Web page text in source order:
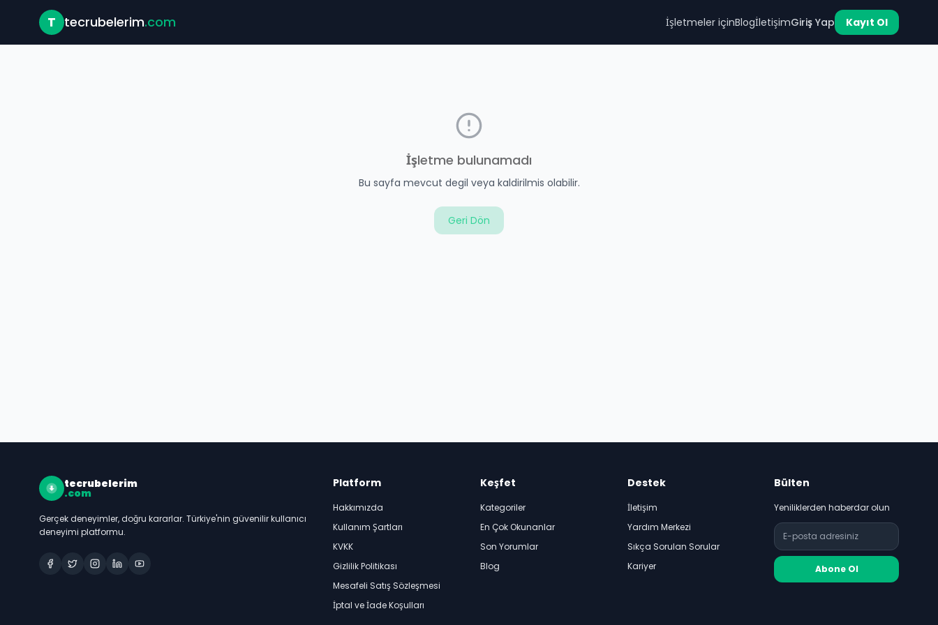
T tecrubelerim.com İşletmeler içinBlogİletişimGiriş Yap Kayıt Ol
İşletme bulunamadı
Bu sayfa mevcut degil veya kaldirilmis olabilir.
Geri Dön
tecrubelerim
.com
Gerçek deneyimler, doğru kararlar. Türkiye'nin güvenilir kullanıcı
deneyimi platformu.
Platform
Hakkımızda
Kullanım Şartları
KVKK
Gizlilik Politikası
Mesafeli Satış Sözleşmesi
İptal ve İade Koşulları
Keşfet
Kategoriler
En Çok Okunanlar
Son Yorumlar
Blog
Destek
İletişim
Yardım Merkezi
Sıkça Sorulan Sorular
Kariyer
Bülten
Yeniliklerden haberdar olun
Abone Ol